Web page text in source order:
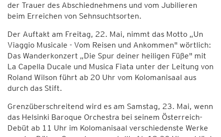
der Trauer des Abschiednehmens und vom Jubilieren
beim Erreichen von Sehnsuchtsorten.
Der Auftakt am Freitag, 22. Mai, nimmt das Motto „Un
Viaggio Musicale - Vom Reisen und Ankommen" wörtlich:
Das Wanderkonzert „Die Spur deiner heiligen Füße" mit
La Capella Ducale und Musica Fiata unter der Leitung von
Roland Wilson führt ab 20 Uhr vom Kolomanisaal aus
durch das Stift.
Grenzüberschreitend wird es am Samstag, 23. Mai, wenn
das Helsinki Baroque Orchestra bei seinem Österreich-
Debüt ab 11 Uhr im Kolomanisaal verschiedenste Werke